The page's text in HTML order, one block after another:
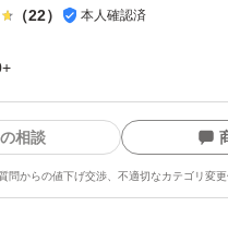
るよう、ぜひお早めにお召
梱包し、迅速にお届けいた
しますので翌日にはお届け
（22） 本人確認済
相談
問からの値下げ交渉、不適切なカテゴリ変